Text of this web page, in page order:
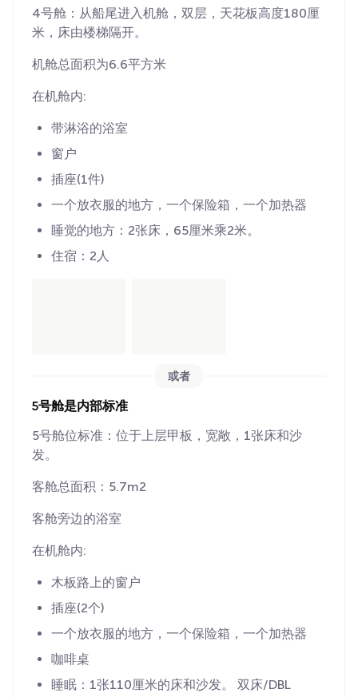
4号舱：从船尾进入机舱，双层，天花板高度180厘
米，床由楼梯隔开。
机舱总面积为6.6平方米
在机舱内:
带淋浴的浴室
窗户
插座(1件)
一个放衣服的地方，一个保险箱，一个加热器
睡觉的地方：2张床，65厘米乘2米。
住宿：2人
或者
5号舱是内部标准
5号舱位标准：位于上层甲板，宽敞，1张床和沙
发。
客舱总面积：5.7m2
客舱旁边的浴室
在机舱内:
木板路上的窗户
插座(2个)
一个放衣服的地方，一个保险箱，一个加热器
咖啡桌
睡眠：1张110厘米的床和沙发。 双床/DBL